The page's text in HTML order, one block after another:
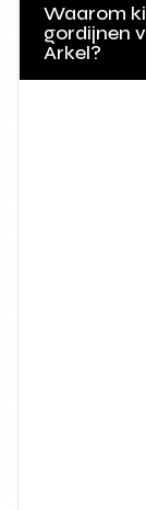
Waarom
gordijnen
Arkel?